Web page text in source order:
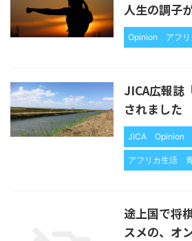
人生の調子
Opinion アフ
JICA広報誌
されました
JICA Opinion
アフリカ生活
途上国で将
スメの、オ